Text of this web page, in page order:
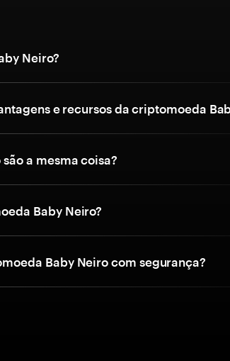
Neiro?
e recursos da criptomoeda
são a mesma coisa?
Baby Neiro?
Baby Neiro com segurança?